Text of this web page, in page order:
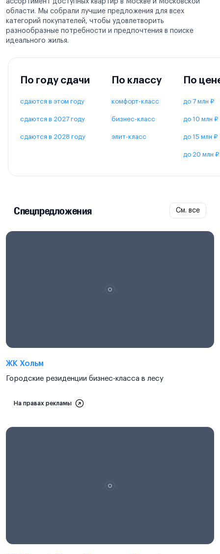
области. Мы собрали лучшие предложения для всех
категорий покупателей, чтобы удовлетворить
разнообразные потребности и предпочтения в поиске
идеального жилья.
По году сдачи
сдаются в этом году
сдаются в 2027 году
сдаются в 2028 году
По классу
комфорт-класс
бизнес-класс
элит-класс
По
до 7 млн ₽
до 10 млн ₽
до 15 млн ₽
до 20 млн ₽
Спецпредложения См. все
ЖК Хольм
Городские резиденции бизнес-класса в лесу
На правах рекламы